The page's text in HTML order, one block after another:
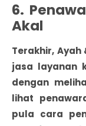
6.
Akal
Terakhir,
jasa layanan
dengan
lihat
pula cara